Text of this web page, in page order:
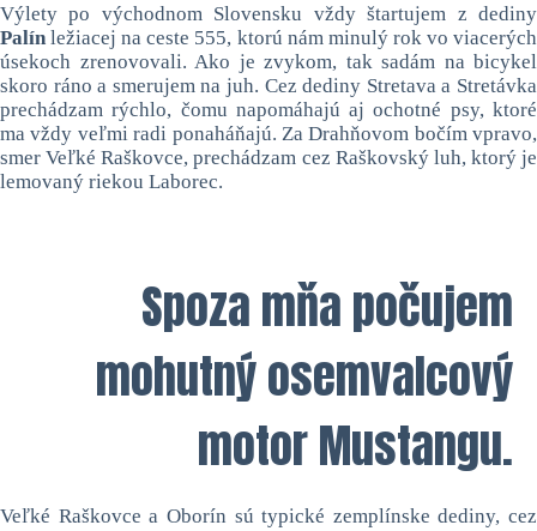
Výlety po východnom Slovensku vždy štartujem z dediny
Palín ležiacej na ceste 555, ktorú nám minulý rok vo viacerých
úsekoch zrenovovali. Ako je zvykom, tak sadám na bicykel
skoro ráno a smerujem na juh. Cez dediny Stretava a Stretávka
prechádzam rýchlo, čomu napomáhajú aj ochotné psy, ktoré
ma vždy veľmi radi ponaháňajú. Za Drahňovom bočím vpravo,
smer Veľké Raškovce, prechádzam cez Raškovský luh, ktorý je
lemovaný riekou Laborec.
Spoza mňa počujem
mohutný osemvalcový
motor Mustangu.
Veľké Raškovce a Oborín sú typické zemplínske dediny, cez